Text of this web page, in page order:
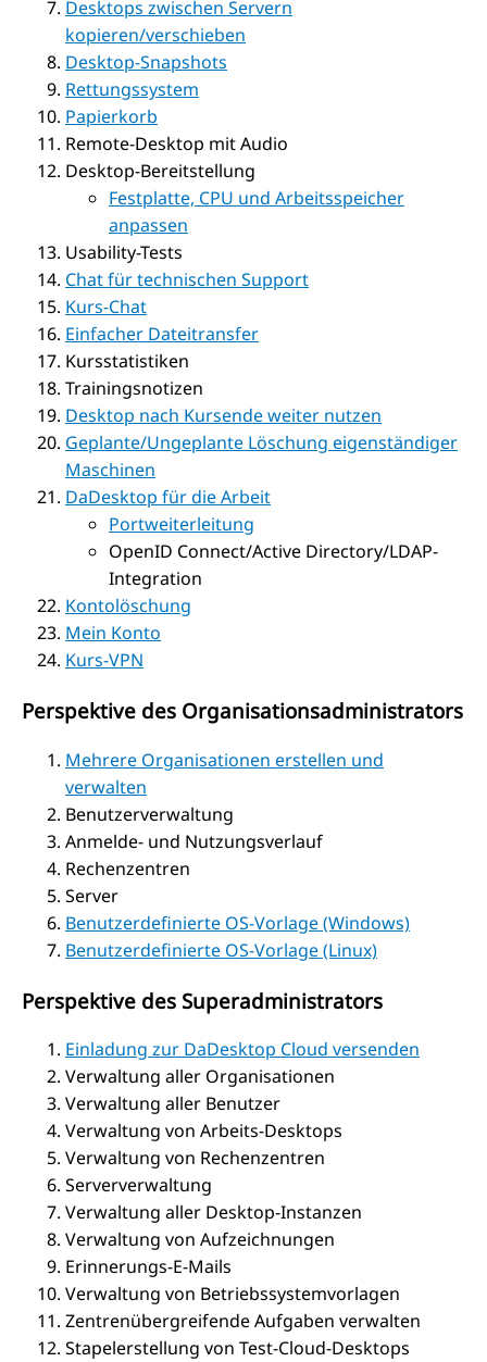
Desktops zwischen Servern
kopieren/verschieben
Desktop-Snapshots
Rettungssystem
Papierkorb
Remote-Desktop mit Audio
Desktop-Bereitstellung
Festplatte, CPU und Arbeitsspeicher
anpassen
Usability-Tests
Chat für technischen Support
Kurs-Chat
Einfacher Dateitransfer
Kursstatistiken
Trainingsnotizen
Desktop nach Kursende weiter nutzen
Geplante/Ungeplante Löschung eigenständiger
Maschinen
DaDesktop für die Arbeit
Portweiterleitung
OpenID Connect/Active Directory/LDAP-
Integration
Kontolöschung
Mein Konto
Kurs-VPN
Perspektive des Organisationsadministrators
Mehrere Organisationen erstellen und
verwalten
Benutzerverwaltung
Anmelde- und Nutzungsverlauf
Rechenzentren
Server
Benutzerdefinierte OS-Vorlage (Windows)
Benutzerdefinierte OS-Vorlage (Linux)
Perspektive des Superadministrators
Einladung zur DaDesktop Cloud versenden
Verwaltung aller Organisationen
Verwaltung aller Benutzer
Verwaltung von Arbeits-Desktops
Verwaltung von Rechenzentren
Serververwaltung
Verwaltung aller Desktop-Instanzen
Verwaltung von Aufzeichnungen
Erinnerungs-E-Mails
Verwaltung von Betriebssystemvorlagen
Zentrenübergreifende Aufgaben verwalten
Stapelerstellung von Test-Cloud-Desktops